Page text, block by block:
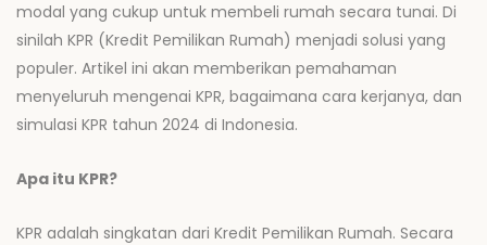
modal yang cukup untuk membeli rumah secara tunai. Di
sinilah KPR (Kredit Pemilikan Rumah) menjadi solusi yang
populer. Artikel ini akan memberikan pemahaman
menyeluruh mengenai KPR, bagaimana cara kerjanya, dan
simulasi KPR tahun 2024 di Indonesia.
Apa itu KPR?
KPR adalah singkatan dari Kredit Pemilikan Rumah. Secara